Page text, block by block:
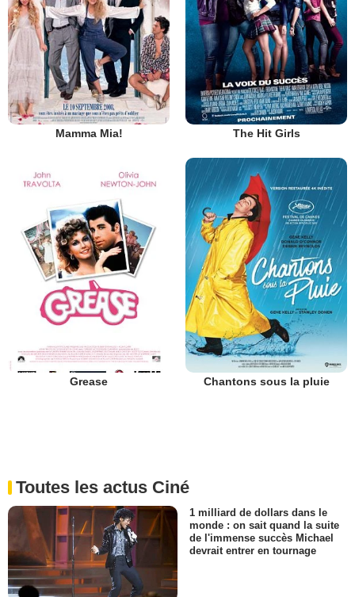
Mamma Mia! The Hit Girls
Grease Chantons sous la pluie
Toutes les actus Ciné
1 milliard de dollars dans le
monde : on sait quand la suite
de l'immense succès Michael
devrait entrer en tournage